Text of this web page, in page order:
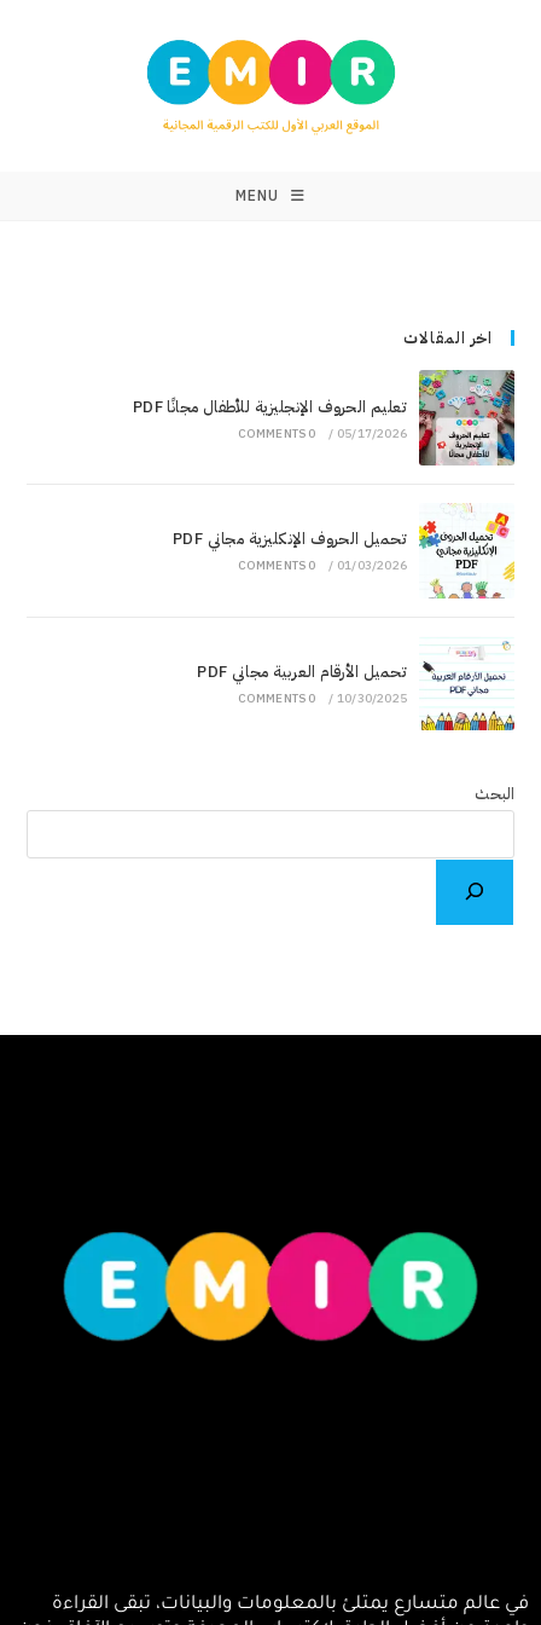
MENU
اخر المقالات
تعليم الحروف الإنجليزية للأطفال مجانًا PDF
05/17/2026
/
0 COMMENTS
تحميل الحروف الإنكليزية مجاني PDF
01/03/2026
/
0 COMMENTS
تحميل الأرقام العربية مجاني PDF
10/30/2025
/
0 COMMENTS
البحث
عالم متسارع يمتلئ بالمعلومات والبيانات، تبقى القراءة